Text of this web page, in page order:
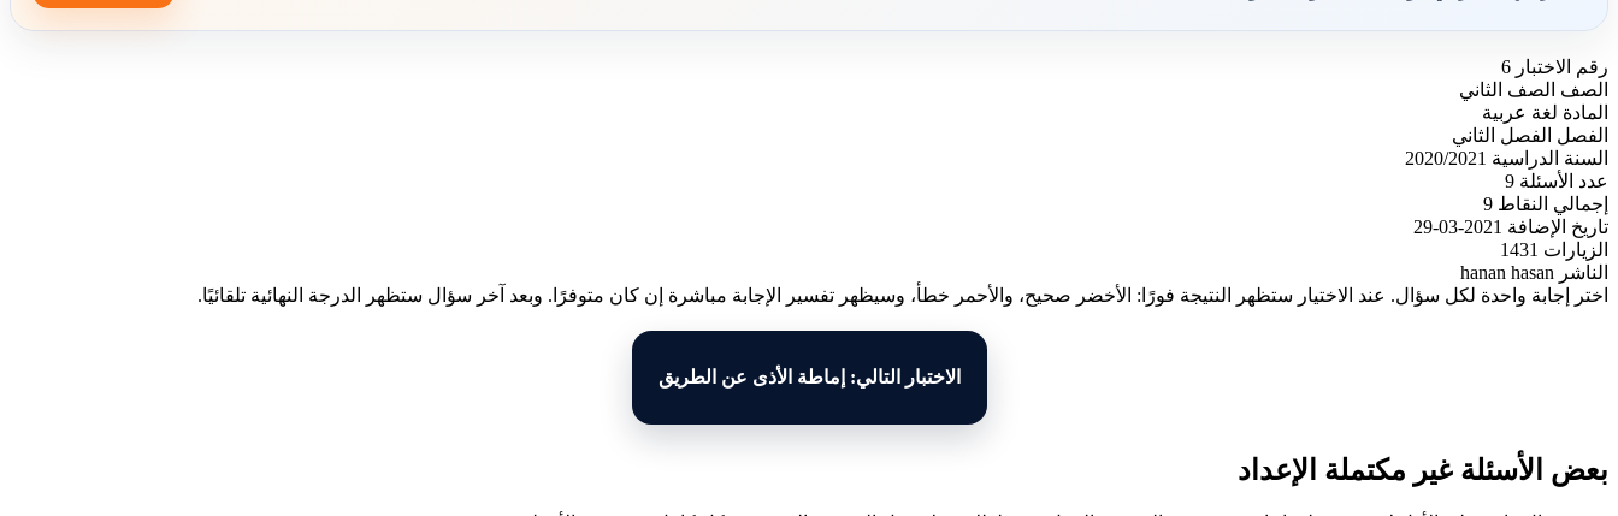
رقم الاختبار 6
الصف الصف الثاني
المادة لغة عربية
الفصل الفصل الثاني
السنة الدراسية 2020/2021
عدد الأسئلة 9
إجمالي النقاط 9
تاريخ الإضافة 2021-03-29
الزيارات 1431
الناشر hanan hasan
اختر إجابة واحدة لكل سؤال. عند الاختيار ستظهر النتيجة فورًا: الأخضر صحيح، والأحمر خطأ، وسيظهر تفسير الإجابة مباشرة إن كان متوفرًا. وبعد آخر سؤال ستظهر الدرجة النهائية تلقائيًا.
الاختبار التالي: إماطة الأذى عن الطريق
بعض الأسئلة غير مكتملة الإعداد